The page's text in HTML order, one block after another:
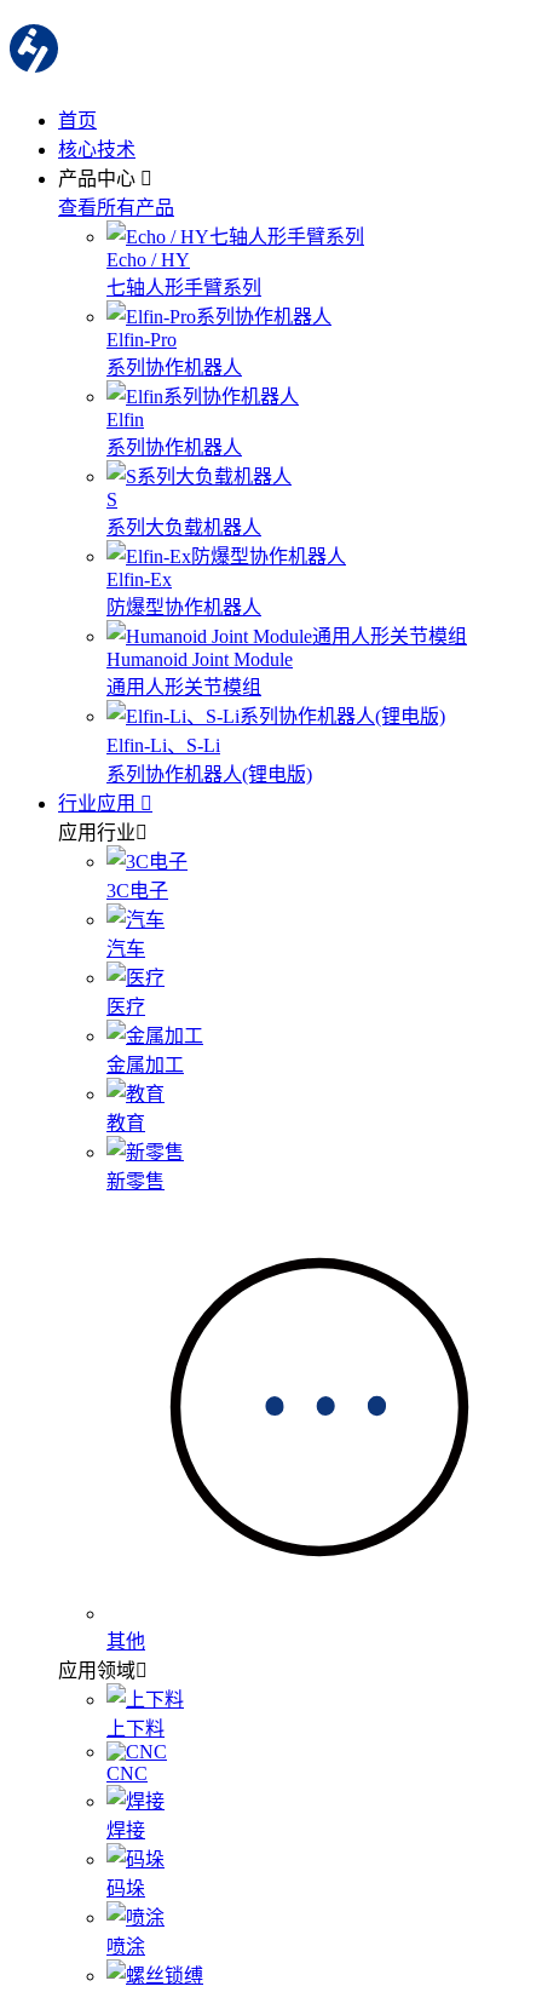
首页
核心技术
产品中心
查看所有产品
Echo / HY
七轴人形手臂系列
Elfin-Pro
系列协作机器人
Elfin
系列协作机器人
S
系列大负载机器人
Elfin-Ex
防爆型协作机器人
Humanoid Joint Module
通用人形关节模组
Elfin-Li、S-Li
系列协作机器人(锂电版)
行业应用
应用行业
3C电子
汽车
医疗
金属加工
教育
新零售
其他
应用领域
上下料
CNC
焊接
码垛
喷涂